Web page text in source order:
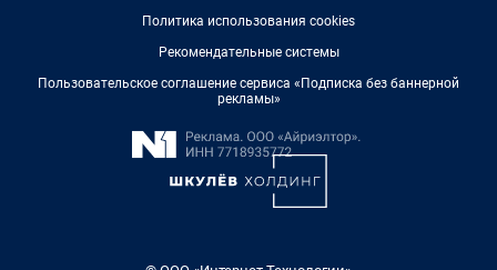
Политика использования cookies
Рекомендательные системы
Пользовательское соглашение сервиса «Подписка без баннерной
рекламы»